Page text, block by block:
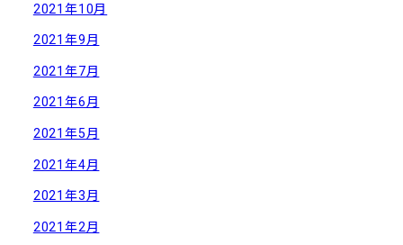
2021年10月
2021年9月
2021年7月
2021年6月
2021年5月
2021年4月
2021年3月
2021年2月